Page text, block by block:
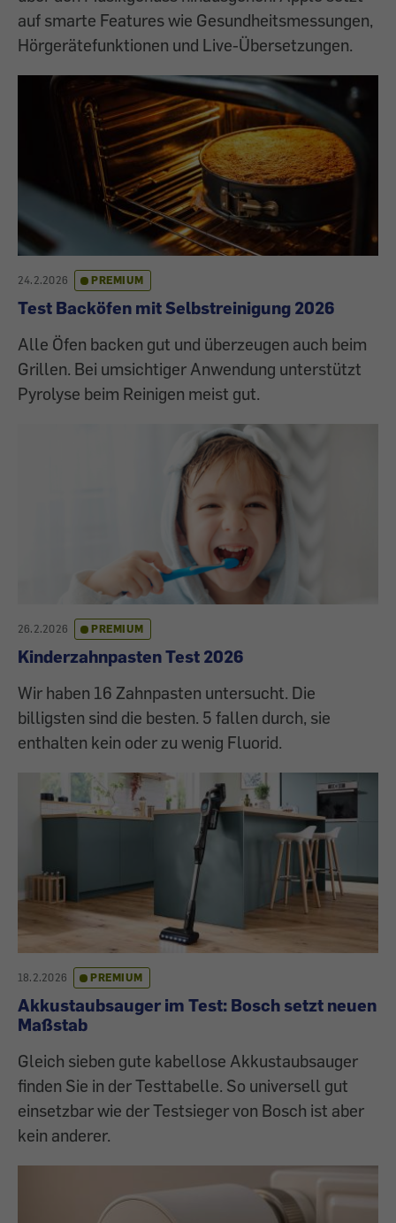
auf smarte Features wie Gesundheitsmessungen,
Hörgerätefunktionen und Live-Übersetzungen.
24.2.2026 PREMIUM
Test Backöfen mit Selbstreinigung 2026
Alle Öfen backen gut und überzeugen auch beim
Grillen. Bei umsichtiger Anwendung unterstützt
Pyrolyse beim Reinigen meist gut.
26.2.2026 PREMIUM
Kinderzahnpasten Test 2026
Wir haben 16 Zahnpasten untersucht. Die
billigsten sind die besten. 5 fallen durch, sie
enthalten kein oder zu wenig Fluorid.
18.2.2026 PREMIUM
Akkustaubsauger im Test: Bosch setzt neuen
Maßstab
Gleich sieben gute kabellose Akkustaubsauger
finden Sie in der Testtabelle. So universell gut
einsetzbar wie der Testsieger von Bosch ist aber
kein anderer.